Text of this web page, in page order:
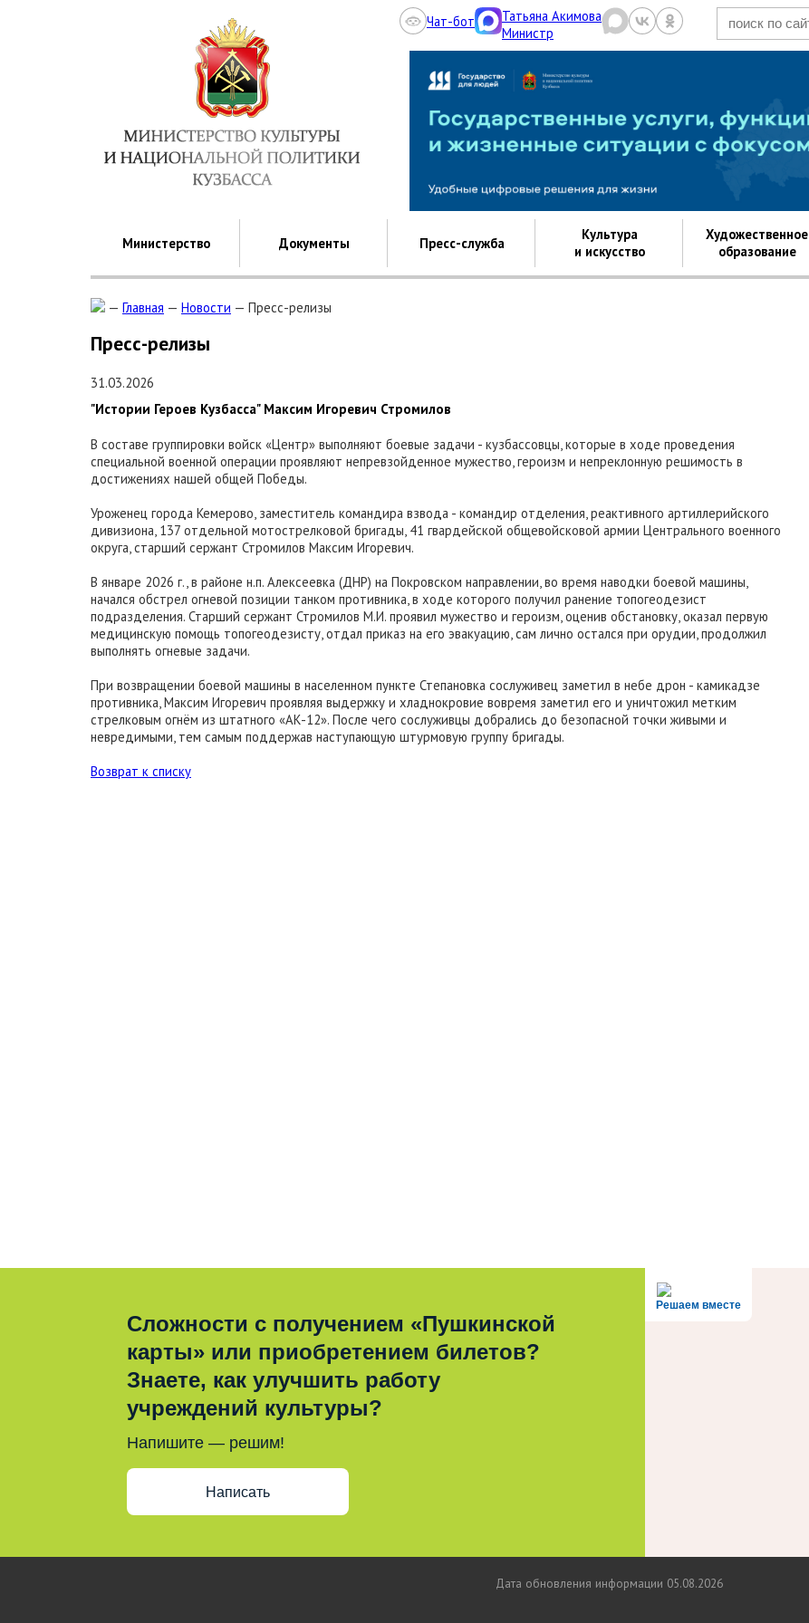
Чат-бот
Татьяна Акимова
Министр
Министерство Документы Пресс-служба
Культура
и искусство
Художественное
образование
— Главная — Новости — Пресс-релизы
Пресс-релизы
31.03.2026
"Истории Героев Кузбасса" Максим Игоревич Стромилов
В составе группировки войск «Центр» выполняют боевые задачи - кузбассовцы, которые в ходе проведения
специальной военной операции проявляют непревзойденное мужество, героизм и непреклонную решимость в
достижениях нашей общей Победы.
Уроженец города Кемерово, заместитель командира взвода - командир отделения, реактивного артиллерийского
дивизиона, 137 отдельной мотострелковой бригады, 41 гвардейской общевойсковой армии Центрального военного
округа, старший сержант Стромилов Максим Игоревич.
В январе 2026 г., в районе н.п. Алексеевка (ДНР) на Покровском направлении, во время наводки боевой машины,
начался обстрел огневой позиции танком противника, в ходе которого получил ранение топогеодезист
подразделения. Старший сержант Стромилов М.И. проявил мужество и героизм, оценив обстановку, оказал первую
медицинскую помощь топогеодезисту, отдал приказ на его эвакуацию, сам лично остался при орудии, продолжил
выполнять огневые задачи.
При возвращении боевой машины в населенном пункте Степановка сослуживец заметил в небе дрон - камикадзе
противника, Максим Игоревич проявляя выдержку и хладнокровие вовремя заметил его и уничтожил метким
стрелковым огнём из штатного «АК-12». После чего сослуживцы добрались до безопасной точки живыми и
невредимыми, тем самым поддержав наступающую штурмовую группу бригады.
Возврат к списку
Решаем вместе
Сложности с получением «Пушкинской
карты» или приобретением билетов?
Знаете, как улучшить работу
учреждений культуры?
Напишите — решим!
Написать
Дата обновления информации 05.08.2026